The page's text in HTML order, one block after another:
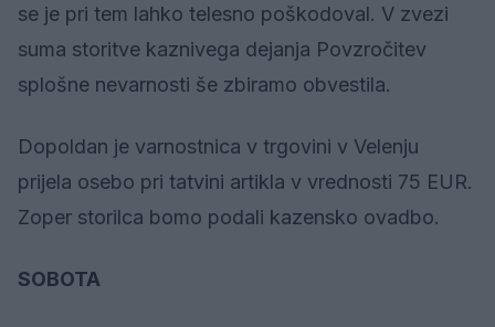
se je pri tem lahko telesno poškodoval. V zvezi
suma storitve kaznivega dejanja Povzročitev
splošne nevarnosti še zbiramo obvestila.
Dopoldan je varnostnica v trgovini v Velenju
prijela osebo pri tatvini artikla v vrednosti 75 EUR.
Zoper storilca bomo podali kazensko ovadbo.
SOBOTA